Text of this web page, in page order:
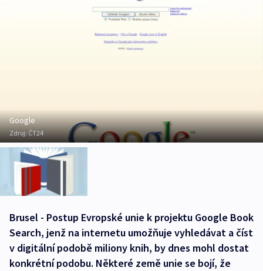
Google
Zdroj:ČT24
Brusel - Postup Evropské unie k projektu Google Book
Search, jenž na internetu umožňuje vyhledávat a číst
v digitální podobě miliony knih, by dnes mohl dostat
konkrétní podobu. Některé země unie se bojí, že